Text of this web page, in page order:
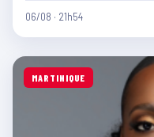
06/08 · 21h54
MARTINIQUE